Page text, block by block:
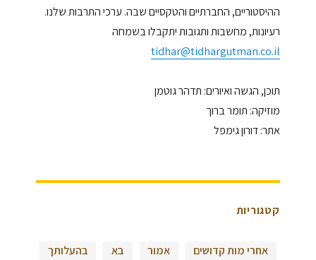
ההיסטוריים, החברתיים והטקסיים שבה. ערכי התרבות שלנו.
רעיונות, מחשבות ותגובות יתקבלו בשמחה
tidhar@tidhargutman.co.il
תוכן, הגשה ואיורים: תדהר גוטמן
מוזיקה: תומר ברוך
אתר: דורון גימפל
קטגוריות
אחרי מות קדושים אמור בא
בהעלותך